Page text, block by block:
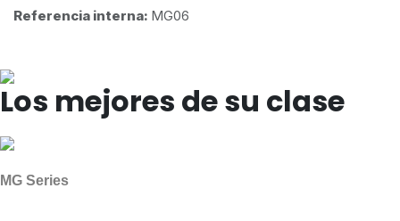
Referencia interna: MG06
Los mejores de su clase
MG Series